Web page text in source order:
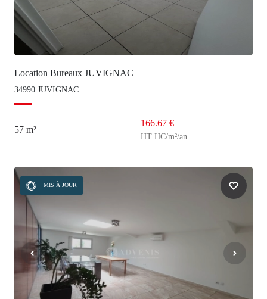
Location Bureaux JUVIGNAC
34990 JUVIGNAC
57 m²
166.67 €
HT HC/m²/an
MIS À JOUR